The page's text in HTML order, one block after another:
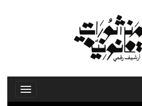
Toggle